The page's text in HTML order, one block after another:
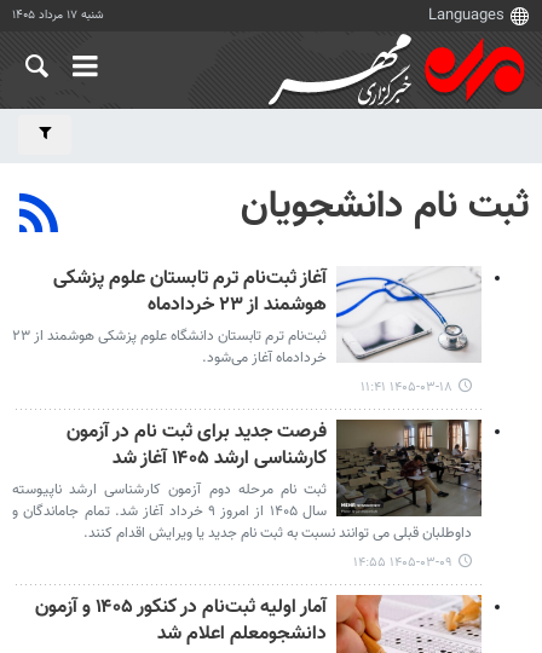
شنبه ۱۷ مرداد ۱۴۰۵
ثبت نام دانشجویان
آغاز ثبت‌نام ترم تابستان علوم پزشکی
هوشمند از ۲۳ خردادماه
ثبت‌نام ترم تابستان دانشگاه علوم پزشکی هوشمند از ۲۳
خردادماه آغاز می‌شود.
۱۴۰۵-۰۳-۱۸ ۱۱:۴۱
فرصت جدید برای ثبت نام در آزمون
کارشناسی ارشد ۱۴۰۵ آغاز شد
ثبت‌ نام مرحله دوم آزمون کارشناسی ارشد ناپیوسته
سال ۱۴۰۵ از امروز ۹ خرداد آغاز شد. تمام جاماندگان و
داوطلبان قبلی می توانند نسبت به ثبت نام جدید یا ویرایش اقدام کنند.
۱۴۰۵-۰۳-۰۹ ۱۴:۵۵
آمار اولیه ثبت‌نام‌ در کنکور ۱۴۰۵ و آزمون
دانشجومعلم اعلام شد